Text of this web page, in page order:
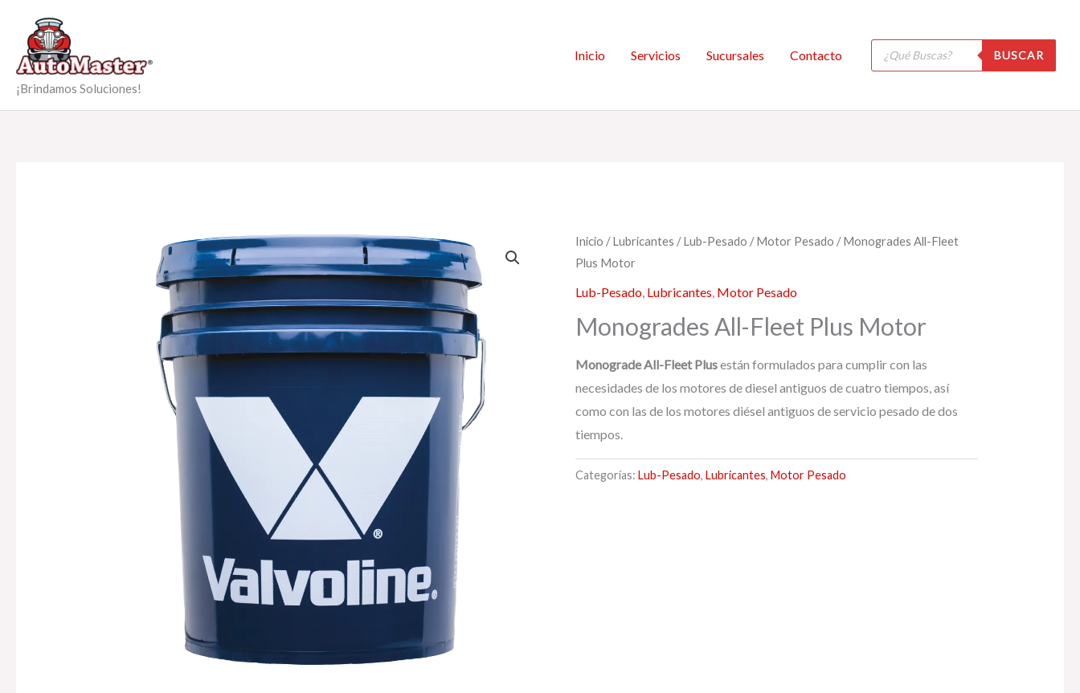
contenido
¡Brindamos Soluciones!
Inicio Servicios Sucursales Contacto
Búsqueda
productos
BUSCAR
Inicio /Lubricantes /Lub-Pesado /Motor Pesado / Monogrades All-Fleet
Plus Motor
Lub-Pesado, Lubricantes, Motor Pesado
Monogrades All-Fleet Plus Motor
Monograde All-Fleet Plusestán formulados para cumplir con las
necesidades de los motores de diesel antiguos de cuatro tiempos, así
como con las de los motores diésel antiguos de servicio pesado de dos
tiempos.
Categorías: Lub-Pesado, Lubricantes, Motor Pesado